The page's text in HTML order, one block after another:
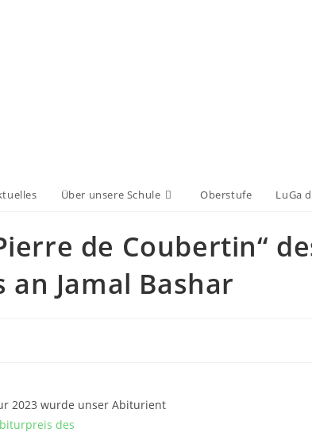
Über unsere Schule Oberstufe LuGa
de Coubertin“
Jamal Bashar
2023 wurde unser Abiturient
des